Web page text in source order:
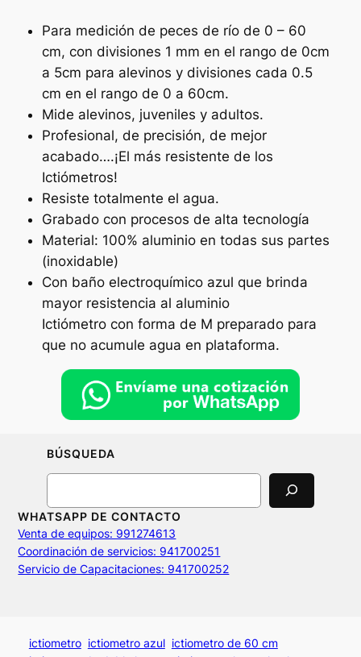
Para medición de peces de río de 0 – 60
cm, con divisiones 1 mm en el rango de 0cm
a 5cm para alevinos y divisiones cada 0.5
cm en el rango de 0 a 60cm.
Mide alevinos, juveniles y adultos.
Profesional, de precisión, de mejor
acabado….¡El más resistente de los
Ictiómetros!
Resiste totalmente el agua.
Grabado con procesos de alta tecnología
Material: 100% aluminio en todas sus partes
(inoxidable)
Con baño electroquímico azul que brinda
mayor resistencia al aluminio
Ictiómetro con forma de M preparado para
que no acumule agua en plataforma.
BÚSQUEDA
Search
WHATSAPP DE CONTACTO
Venta de equipos: 991274613
Coordinación de servicios: 941700251
Servicio de Capacitaciones: 941700252
ictiometro ictiometro azul ictiometro de 60 cm